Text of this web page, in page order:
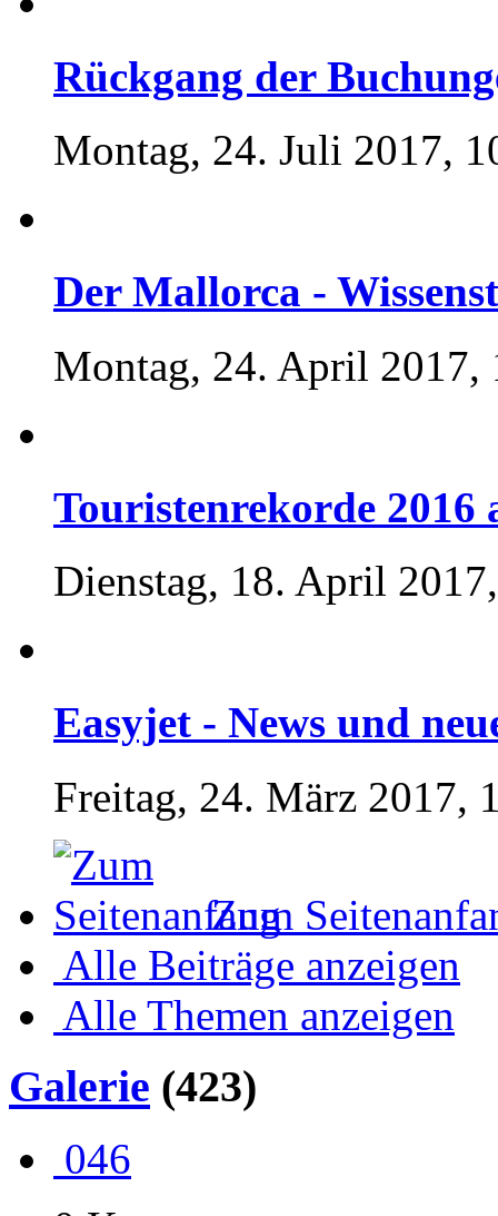
Rückgang der
Montag, 24. Juli 2017,
Der Mallorca -
Montag, 24. April 2017,
Touristenrekorde 2016
Dienstag, 18. April
Easyjet - News und
Freitag, 24. März 2017,
Zum
Alle Beiträge anzeigen
Alle Themen anzeigen
Galerie (423)
046